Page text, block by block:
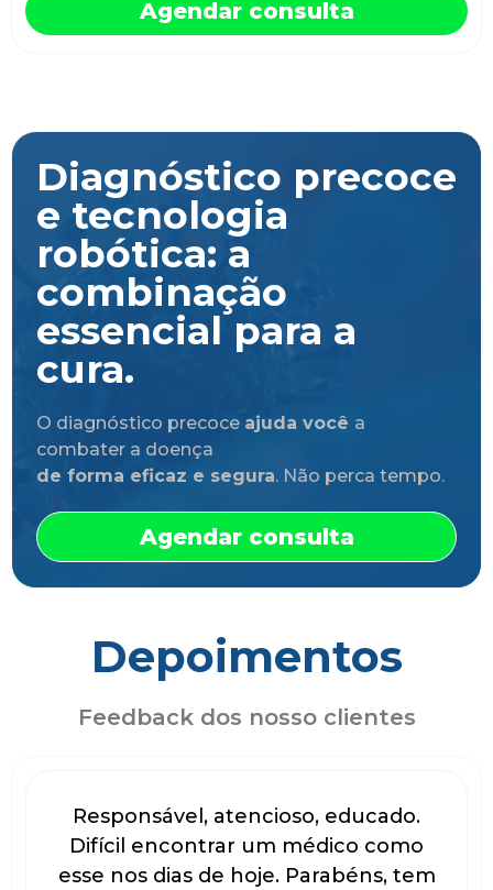
Agendar consulta
Diagnóstico precoce
e tecnologia
robótica: a
combinação
essencial para a
cura.
O diagnóstico precoce ajuda você a
combater a doença
de forma eficaz e segura. Não perca tempo.
Agendar consulta
Depoimentos
Feedback dos nosso clientes
Responsável, atencioso, educado.
Difícil encontrar um médico como
esse nos dias de hoje. Parabéns, tem